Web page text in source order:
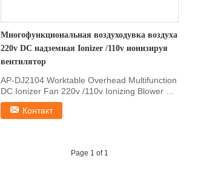
Многофункциональная воздуходувка воздуха
220v DC надземная Ionizer /110v ионизируя
вентилятор
AP-DJ2104 Worktable Overhead Multifunction
DC Ionizer Fan 220v /110v Ionizing Blower 1,
Features 1...
Контакт
Page 1 of 1